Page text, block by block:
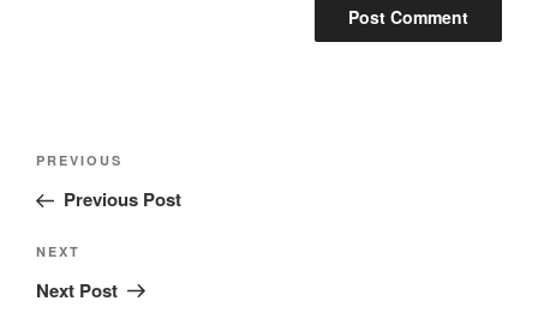
Post
Previous
Post
PREVIOUS
Previous Post
Next
Post
NEXT
Next Post